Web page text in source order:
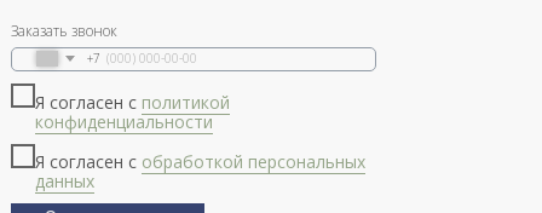
Заказать звонок
+7
Я согласен с политикой
конфиденциальности
Я согласен с обработкой персональных
данных